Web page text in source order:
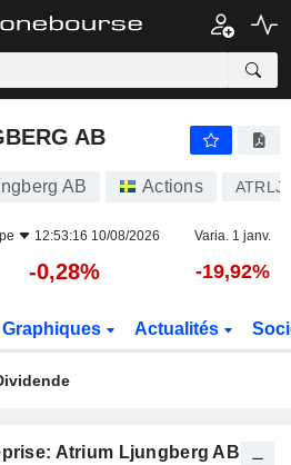
AB
AB
AB Actions ATRLJ
12:53:16 10/08/2026 Varia. 1 janv.
-0,28% -19,92%
Graphiques Actualités
Atrium Ljungberg AB